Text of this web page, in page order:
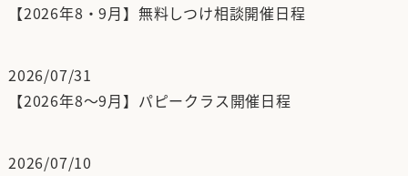
【2026年8・9月】無料しつけ相談開催日程
【2026年8～9月】パピークラス開催日程
2026/07/31
2026/07/10